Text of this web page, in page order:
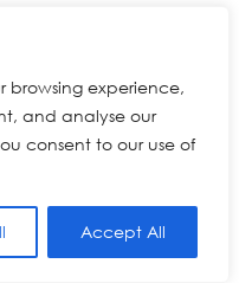
browsing experience,
and analyse our
consent to our use of
Accept All
de celui-ci et
et